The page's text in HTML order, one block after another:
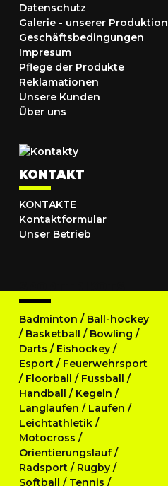
Datenschutz
Galerie - unserer Produktion
Geschäftsbedingungen
Impresum
Pflege der Produkte
Reklamationen
Unsere Kunden
Über uns
KONTAKT
KONTAKTE
Kontaktformular
Unser Betrieb
Badminton / Ball-hockey
/ Basketball / Bowling /
Darts / Eishockey /
Esport / Feuerwehrsport
/ Floorball / Fussball /
Handball / Kegeln /
Langlaufen / Laufen /
Leichtathletik /
Motocross /
Orientierungslauf/
Radsport / Rugby /
Softball / Tennis /